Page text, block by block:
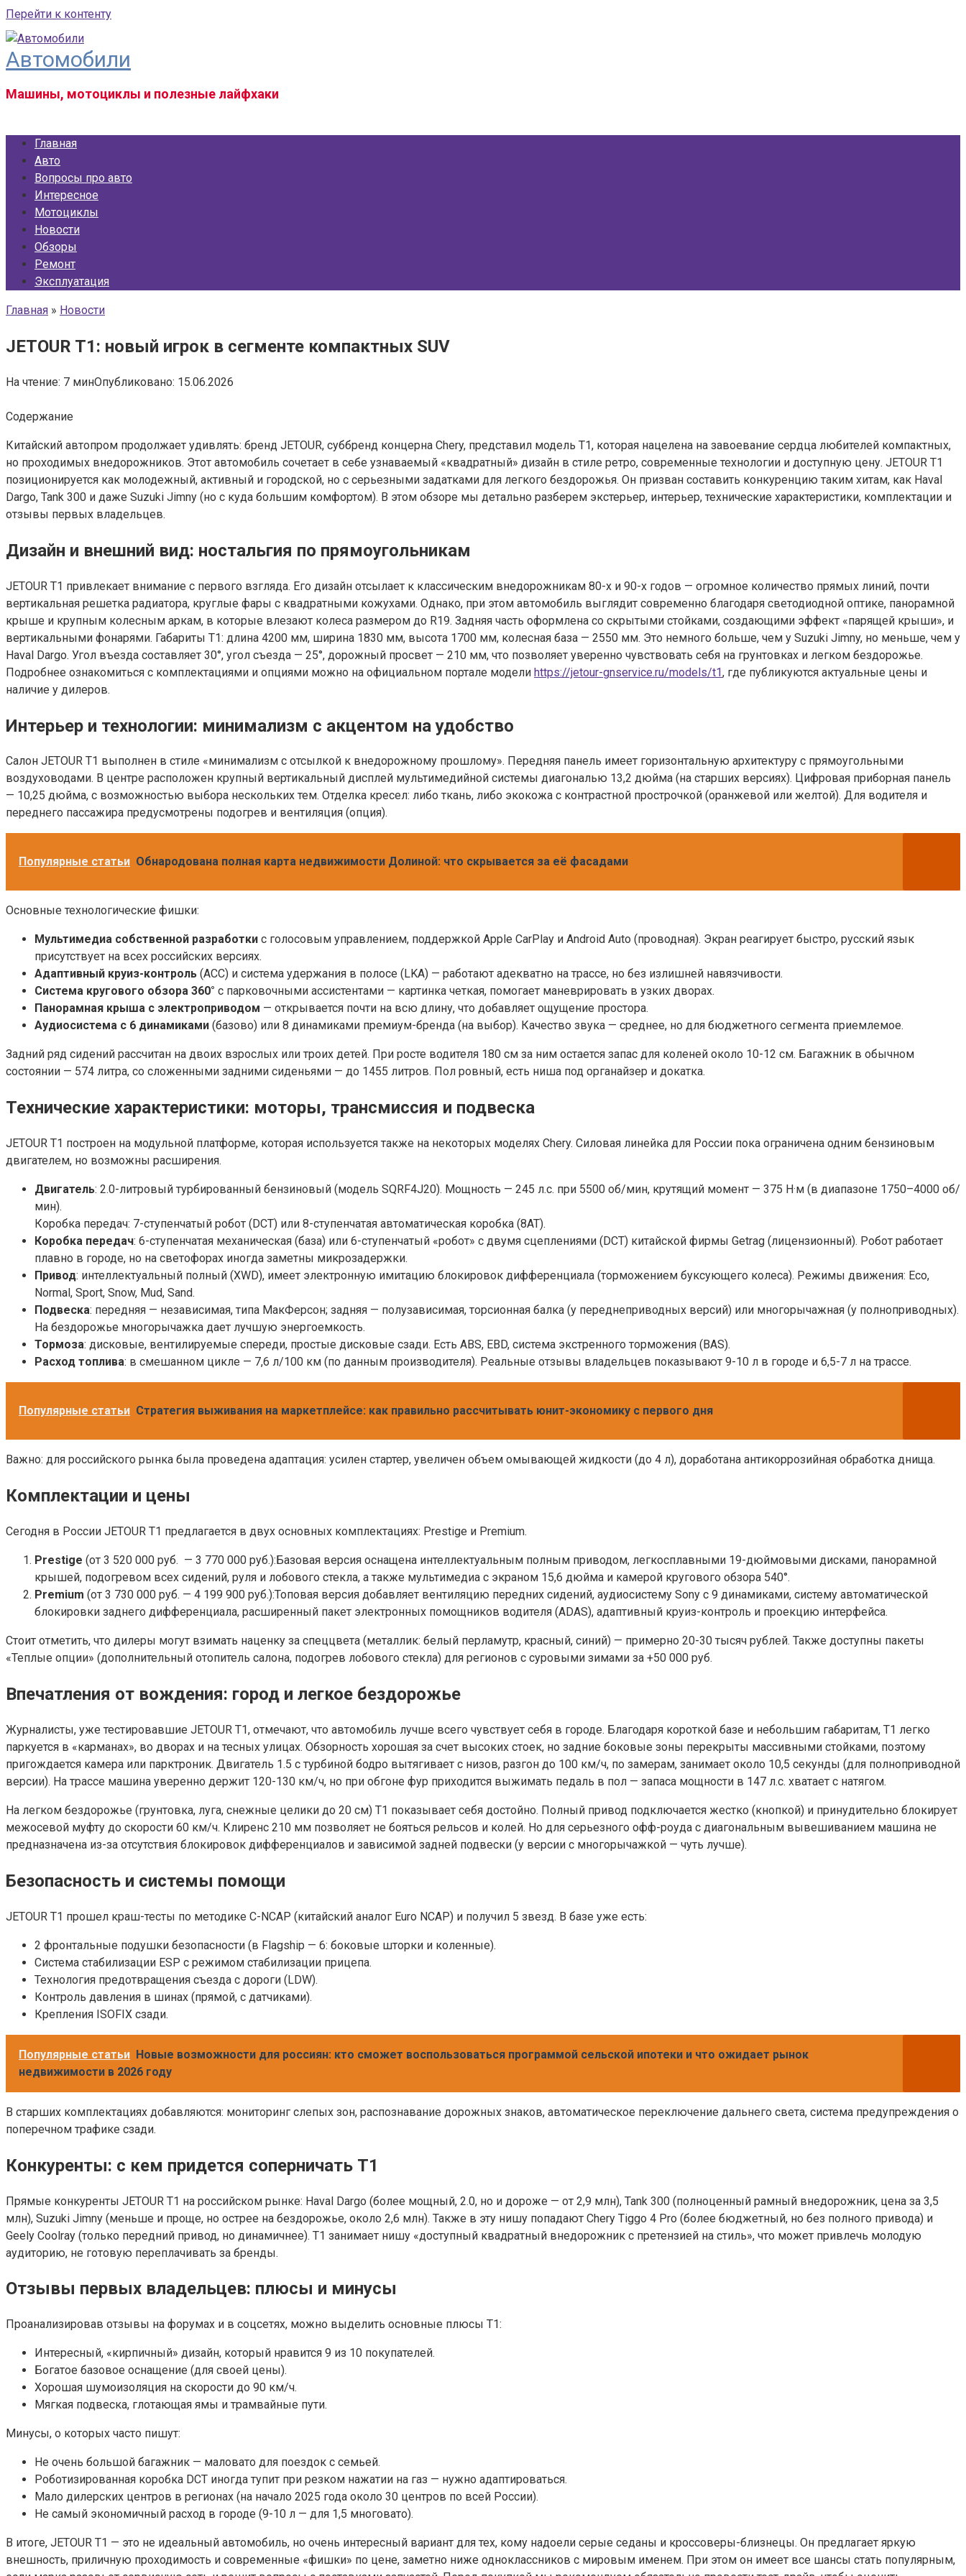
Перейти к контенту
Автомобили
Машины, мотоциклы и полезные лайфхаки
Главная
Авто
Вопросы про авто
Интересное
Мотоциклы
Новости
Обзоры
Ремонт
Эксплуатация
Главная » Новости
JETOUR T1: новый игрок в сегменте компактных SUV
На чтение: 7 минОпубликовано: 15.06.2026
Содержание
Китайский автопром продолжает удивлять: бренд JETOUR, суббренд концерна Chery, представил модель T1, которая нацелена на завоевание сердца любителей компактных,
но проходимых внедорожников. Этот автомобиль сочетает в себе узнаваемый «квадратный» дизайн в стиле ретро, современные технологии и доступную цену. JETOUR T1
позиционируется как молодежный, активный и городской, но с серьезными задатками для легкого бездорожья. Он призван составить конкуренцию таким хитам, как Haval
Dargo, Tank 300 и даже Suzuki Jimny (но с куда большим комфортом). В этом обзоре мы детально разберем экстерьер, интерьер, технические характеристики, комплектации и
отзывы первых владельцев.
Дизайн и внешний вид: ностальгия по прямоугольникам
JETOUR T1 привлекает внимание с первого взгляда. Его дизайн отсылает к классическим внедорожникам 80-х и 90-х годов — огромное количество прямых линий, почти
вертикальная решетка радиатора, круглые фары с квадратными кожухами. Однако, при этом автомобиль выглядит современно благодаря светодиодной оптике, панорамной
крыше и крупным колесным аркам, в которые влезают колеса размером до R19. Задняя часть оформлена со скрытыми стойками, создающими эффект «парящей крыши», и
вертикальными фонарями. Габариты T1: длина 4200 мм, ширина 1830 мм, высота 1700 мм, колесная база — 2550 мм. Это немного больше, чем у Suzuki Jimny, но меньше, чем у
Haval Dargo. Угол въезда составляет 30°, угол съезда — 25°, дорожный просвет — 210 мм, что позволяет уверенно чувствовать себя на грунтовках и легком бездорожье.
Подробнее ознакомиться с комплектациями и опциями можно на официальном портале модели https://jetour-gnservice.ru/models/t1, где публикуются актуальные цены и
наличие у дилеров.
Интерьер и технологии: минимализм с акцентом на удобство
Салон JETOUR T1 выполнен в стиле «минимализм с отсылкой к внедорожному прошлому». Передняя панель имеет горизонтальную архитектуру с прямоугольными
воздуховодами. В центре расположен крупный вертикальный дисплей мультимедийной системы диагональю 13,2 дюйма (на старших версиях). Цифровая приборная панель
— 10,25 дюйма, с возможностью выбора нескольких тем. Отделка кресел: либо ткань, либо экокожа с контрастной прострочкой (оранжевой или желтой). Для водителя и
переднего пассажира предусмотрены подогрев и вентиляция (опция).
Популярные статьи Обнародована полная карта недвижимости Долиной: что скрывается за её фасадами
Основные технологические фишки:
Мультимедиа собственной разработки с голосовым управлением, поддержкой Apple CarPlay и Android Auto (проводная). Экран реагирует быстро, русский язык
присутствует на всех российских версиях.
Адаптивный круиз-контроль (ACC) и система удержания в полосе (LKA) — работают адекватно на трассе, но без излишней навязчивости.
Система кругового обзора 360° с парковочными ассистентами — картинка четкая, помогает маневрировать в узких дворах.
Панорамная крыша с электроприводом — открывается почти на всю длину, что добавляет ощущение простора.
Аудиосистема с 6 динамиками (базово) или 8 динамиками премиум-бренда (на выбор). Качество звука — среднее, но для бюджетного сегмента приемлемое.
Задний ряд сидений рассчитан на двоих взрослых или троих детей. При росте водителя 180 см за ним остается запас для коленей около 10-12 см. Багажник в обычном
состоянии — 574 литра, со сложенными задними сиденьями — до 1455 литров. Пол ровный, есть ниша под органайзер и докатка.
Технические характеристики: моторы, трансмиссия и подвеска
JETOUR T1 построен на модульной платформе, которая используется также на некоторых моделях Chery. Силовая линейка для России пока ограничена одним бензиновым
двигателем, но возможны расширения.
Двигатель: 2.0-литровый турбированный бензиновый (модель SQRF4J20). Мощность — 245 л.с. при 5500 об/мин, крутящий момент — 375 Н·м (в диапазоне 1750–4000 об/
мин).
Коробка передач: 7-ступенчатый робот (DCT) или 8-ступенчатая автоматическая коробка (8АТ).
Коробка передач: 6-ступенчатая механическая (база) или 6-ступенчатый «робот» с двумя сцеплениями (DCT) китайской фирмы Getrag (лицензионный). Робот работает
плавно в городе, но на светофорах иногда заметны микрозадержки.
Привод: интеллектуальный полный (XWD), имеет электронную имитацию блокировок дифференциала (торможением буксующего колеса). Режимы движения: Eco,
Normal, Sport, Snow, Mud, Sand.
Подвеска: передняя — независимая, типа МакФерсон; задняя — полузависимая, торсионная балка (у переднеприводных версий) или многорычажная (у полноприводных).
На бездорожье многорычажка дает лучшую энергоемкость.
Тормоза: дисковые, вентилируемые спереди, простые дисковые сзади. Есть ABS, EBD, система экстренного торможения (BAS).
Расход топлива: в смешанном цикле — 7,6 л/100 км (по данным производителя). Реальные отзывы владельцев показывают 9-10 л в городе и 6,5-7 л на трассе.
Популярные статьи Стратегия выживания на маркетплейсе: как правильно рассчитывать юнит-экономику с первого дня
Важно: для российского рынка была проведена адаптация: усилен стартер, увеличен объем омывающей жидкости (до 4 л), доработана антикоррозийная обработка днища.
Комплектации и цены
Сегодня в России JETOUR T1 предлагается в двух основных комплектациях: Prestige и Premium.
Prestige (от 3 520 000 руб. — 3 770 000 руб.):Базовая версия оснащена интеллектуальным полным приводом, легкосплавными 19-дюймовыми дисками, панорамной
крышей, подогревом всех сидений, руля и лобового стекла, а также мультимедиа с экраном 15,6 дюйма и камерой кругового обзора 540°.
Premium (от 3 730 000 руб. — 4 199 900 руб.):Топовая версия добавляет вентиляцию передних сидений, аудиосистему Sony с 9 динамиками, систему автоматической
блокировки заднего дифференциала, расширенный пакет электронных помощников водителя (ADAS), адаптивный круиз-контроль и проекцию интерфейса.
Стоит отметить, что дилеры могут взимать наценку за спеццвета (металлик: белый перламутр, красный, синий) — примерно 20-30 тысяч рублей. Также доступны пакеты
«Теплые опции» (дополнительный отопитель салона, подогрев лобового стекла) для регионов с суровыми зимами за +50 000 руб.
Впечатления от вождения: город и легкое бездорожье
Журналисты, уже тестировавшие JETOUR T1, отмечают, что автомобиль лучше всего чувствует себя в городе. Благодаря короткой базе и небольшим габаритам, T1 легко
паркуется в «карманах», во дворах и на тесных улицах. Обзорность хорошая за счет высоких стоек, но задние боковые зоны перекрыты массивными стойками, поэтому
пригождается камера или парктроник. Двигатель 1.5 с турбиной бодро вытягивает с низов, разгон до 100 км/ч, по замерам, занимает около 10,5 секунды (для полноприводной
версии). На трассе машина уверенно держит 120-130 км/ч, но при обгоне фур приходится выжимать педаль в пол — запаса мощности в 147 л.с. хватает с натягом.
На легком бездорожье (грунтовка, луга, снежные целики до 20 см) T1 показывает себя достойно. Полный привод подключается жестко (кнопкой) и принудительно блокирует
межосевой муфту до скорости 60 км/ч. Клиренс 210 мм позволяет не бояться рельсов и колей. Но для серьезного офф-роуда с диагональным вывешиванием машина не
предназначена из-за отсутствия блокировок дифференциалов и зависимой задней подвески (у версии с многорычажкой — чуть лучше).
Безопасность и системы помощи
JETOUR T1 прошел краш-тесты по методике C-NCAP (китайский аналог Euro NCAP) и получил 5 звезд. В базе уже есть:
2 фронтальные подушки безопасности (в Flagship — 6: боковые шторки и коленные).
Система стабилизации ESP с режимом стабилизации прицепа.
Технология предотвращения съезда с дороги (LDW).
Контроль давления в шинах (прямой, с датчиками).
Крепления ISOFIX сзади.
Популярные статьи Новые возможности для россиян: кто сможет воспользоваться программой сельской ипотеки и что ожидает рынок
недвижимости в 2026 году
В старших комплектациях добавляются: мониторинг слепых зон, распознавание дорожных знаков, автоматическое переключение дальнего света, система предупреждения о
поперечном трафике сзади.
Конкуренты: с кем придется соперничать T1
Прямые конкуренты JETOUR T1 на российском рынке: Haval Dargo (более мощный, 2.0, но и дороже — от 2,9 млн), Tank 300 (полноценный рамный внедорожник, цена за 3,5
млн), Suzuki Jimny (меньше и проще, но острее на бездорожье, около 2,6 млн). Также в эту нишу попадают Chery Tiggo 4 Pro (более бюджетный, но без полного привода) и
Geely Coolray (только передний привод, но динамичнее). T1 занимает нишу «доступный квадратный внедорожник с претензией на стиль», что может привлечь молодую
аудиторию, не готовую переплачивать за бренды.
Отзывы первых владельцев: плюсы и минусы
Проанализировав отзывы на форумах и в соцсетях, можно выделить основные плюсы T1:
Интересный, «кирпичный» дизайн, который нравится 9 из 10 покупателей.
Богатое базовое оснащение (для своей цены).
Хорошая шумоизоляция на скорости до 90 км/ч.
Мягкая подвеска, глотающая ямы и трамвайные пути.
Минусы, о которых часто пишут:
Не очень большой багажник — маловато для поездок с семьей.
Роботизированная коробка DCT иногда тупит при резком нажатии на газ — нужно адаптироваться.
Мало дилерских центров в регионах (на начало 2025 года около 30 центров по всей России).
Не самый экономичный расход в городе (9-10 л — для 1,5 многовато).
В итоге, JETOUR T1 — это не идеальный автомобиль, но очень интересный вариант для тех, кому надоели серые седаны и кроссоверы-близнецы. Он предлагает яркую
внешность, приличную проходимость и современные «фишки» по цене, заметно ниже одноклассников с мировым именем. При этом он имеет все шансы стать популярным,